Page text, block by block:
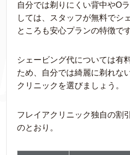
自分では剃りにくい背中やO
しては、スタッフが無料でシ
ところも安心プランの特徴です
シェービング代については有
ため、自分では綺麗に剃れな
クリニックを選びましょう。
フレイアクリニック独自の割
のとおり。